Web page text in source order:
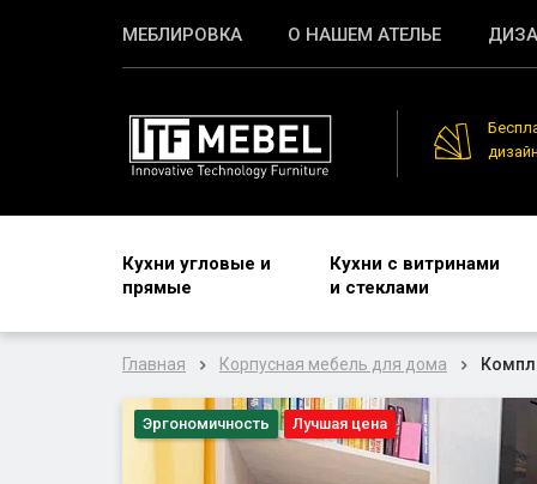
МЕБЛИРОВКА О НАШЕМ АТЕЛЬЕ
Кухни угловые и
прямые
Кухни с витринами
и стеклами
Главная Корпусная мебель для дома
Эргономичность Лучшая цена